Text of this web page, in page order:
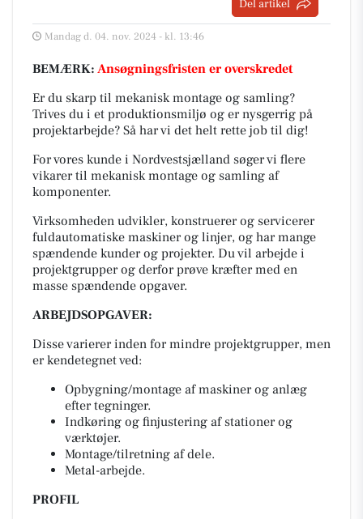
Del artikel
Mandag d. 04. nov. 2024 - kl. 13:46
BEMÆRK: Ansøgningsfristen er overskredet
Er du skarp til mekanisk montage og samling?
Trives du i et produktionsmiljø og er nysgerrig på
projektarbejde? Så har vi det helt rette job til dig!
For vores kunde i Nordvestsjælland søger vi flere
vikarer til mekanisk montage og samling af
komponenter.
Virksomheden udvikler, konstruerer og servicerer
fuldautomatiske maskiner og linjer, og har mange
spændende kunder og projekter. Du vil arbejde i
projektgrupper og derfor prøve kræfter med en
masse spændende opgaver.
ARBEJDSOPGAVER:
Disse varierer inden for mindre projektgrupper, men
er kendetegnet ved:
Opbygning/montage af maskiner og anlæg
efter tegninger.
Indkøring og finjustering af stationer og
værktøjer.
Montage/tilretning af dele.
Metal-arbejde.
PROFIL